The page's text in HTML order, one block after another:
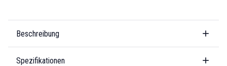
Beschreibung
Spezifikationen